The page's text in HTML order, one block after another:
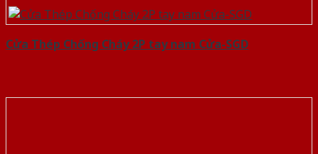
Cửa Thép Chống Cháy 2P tay nam Cửa-SGD